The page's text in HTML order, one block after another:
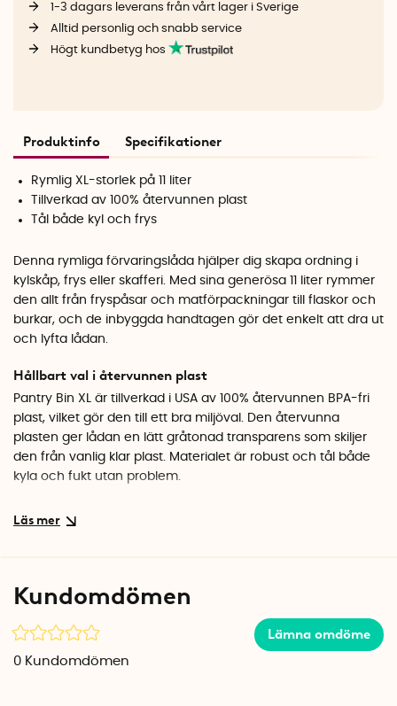
1-3 dagars leverans från vårt lager i Sverige
Alltid personlig och snabb service
Högt kundbetyg hos
Produktinfo Specifikationer
Rymlig XL-storlek på 11 liter
Tillverkad av 100% återvunnen plast
Tål både kyl och frys
Denna rymliga förvaringslåda hjälper dig skapa ordning i
kylskåp, frys eller skafferi. Med sina generösa 11 liter rymmer
den allt från fryspåsar och matförpackningar till flaskor och
burkar, och de inbyggda handtagen gör det enkelt att dra ut
och lyfta lådan.
Hållbart val i återvunnen plast
Pantry Bin XL är tillverkad i USA av 100% återvunnen BPA-fri
plast, vilket gör den till ett bra miljöval. Den återvunna
plasten ger lådan en lätt gråtonad transparens som skiljer
den från vanlig klar plast. Materialet är robust och tål både
kyla och fukt utan problem.
Praktisk förvaringslåda för hela hemmet
på tvättmedel och rengöringsprodukter. Lådorna är
dina behov.
Specifikationer
Kundomdömen
Lämna omdöme
0 Kundomdömen